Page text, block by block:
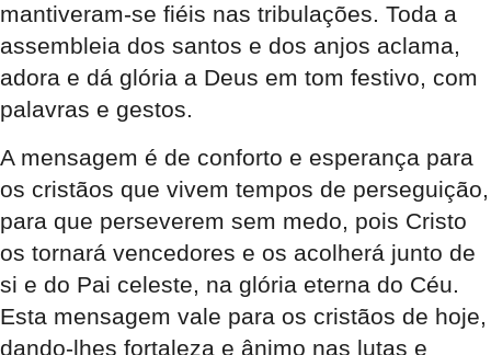
mantiveram-se fiéis nas tribulações. Toda a
assembleia dos santos e dos anjos aclama,
adora e dá glória a Deus em tom festivo, com
palavras e gestos.
A mensagem é de conforto e esperança para
os cristãos que vivem tempos de perseguição,
para que perseverem sem medo, pois Cristo
os tornará vencedores e os acolherá junto de
si e do Pai celeste, na glória eterna do Céu.
Esta mensagem vale para os cristãos de hoje,
dando-lhes fortaleza e ânimo nas lutas e